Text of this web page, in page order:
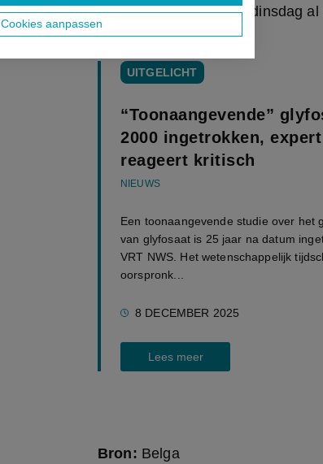
Cookies aanpassen
het aandeel van Bayer dinsdag
UITGELICHT
“Toonaangevende”
2000 ingetrokken,
reageert kritisch
NIEUWS
Een toonaangevende studie over het
van glyfosaat is 25 jaar na datum
VRT NWS. Het wetenschappelijk
oorspronk...
8 DECEMBER 2025
Lees meer
Bron: Belga